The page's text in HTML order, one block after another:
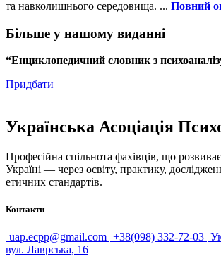
та навколишнього середовища. ... Повний
Більше у нашому виданні
“Енциклопедичний словник з
Придбати
Українська Асоціація
Професійна спільнота фахівців, що
Україні — через освіту, практику,
етичних стандартів.
Контакти
uap.ecpp@gmail.com +38(098) 332-72-03
вул. Лаврська, 16